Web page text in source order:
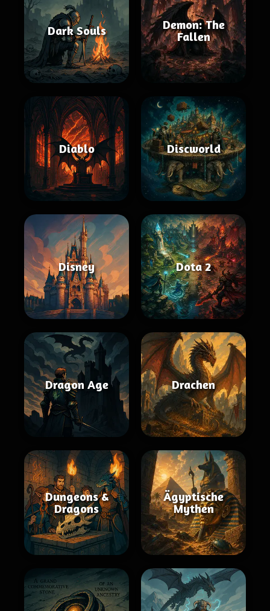
Dark Souls
Demon: The
Fallen
Diablo Discworld
Disney Dota 2
Dragon Age Drachen
Dungeons &
Dragons
Ägyptische
Mythen